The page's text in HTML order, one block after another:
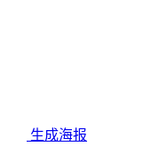
生成海报